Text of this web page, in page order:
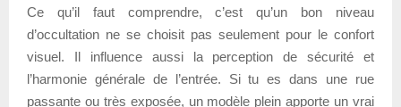
Ce qu’il faut comprendre, c’est qu’un bon niveau
d’occultation ne se choisit pas seulement pour le confort
visuel. Il influence aussi la perception de sécurité et
l’harmonie générale de l’entrée. Si tu es dans une rue
passante ou très exposée, un modèle plein apporte un vrai